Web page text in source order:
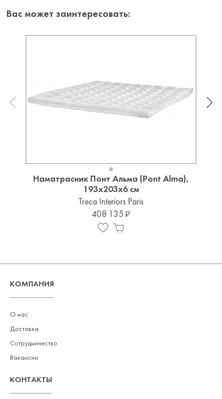
Вас может заинтересовать:
Наматрасник Понт Альма (Pont Alma),
193x203x6 см
Treca Interiors Paris
408 135
КОМПАНИЯ
О нас
Доставка
Сотрудничество
Вакансии
КОНТАКТЫ